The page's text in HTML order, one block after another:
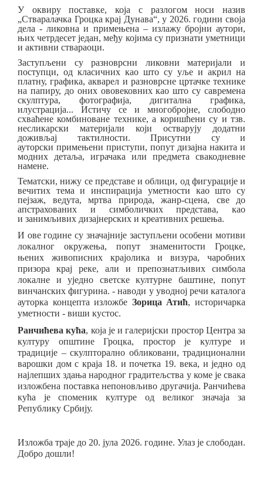
У оквиру поставке, која с разлогом носи назив
„Стваралачка Гроцка крај Дунава“, у 2026. години своја
дела - ликовна и примењена – излажу бројни аутори,
њих четрдесет један, међу којима су признати уметници
и активни ствараоци.
Заступљени су разноврсни ликовни материјали и
поступци, од класичних као што су уље и акрил на
платну, графика, акварел и разноврсне цртачке технике
на папиру, до оних ововековних као што су савремена
скулптура, фотографија, дигитална графика,
илустрација... Истичу се и многобројне, слободно
схваћене комбиноване технике, а коришћени су и тзв.
несликарски материјали који остварују додатни
доживљај тактилности. Присутни су и
ауторски примењени приступи, попут дизајна накита и
модних детаља, играчака или предмета свакодневне
намене.
Тематски, нижу се представе и облици, од фигурације и
вечитих тема и инспирација уметности као што су
пејзаж, ведута, мртва природа, жанр-сцена, све до
апстрахованих и симболичких представа, као
и занимљивих дизајнерских и креативних решења.
И ове године су значајније заступљени особени мотиви
локалног окружења, попут знаменитости Гроцке,
њених живописних крајолика и визура, чаробних
призора крај реке, али и препознатљивих симбола
локалне и уједно светске културне баштине, попут
винчанских фигурина. - наводи у уводној речи каталога
ауторка концепта изложбе Зорица Атић, историчарка
уметности - виши кустос.
Ранчићева кућа, која је и галеријски простор Центра за
културу општине Гроцка, простор је културе и
традиције – скулпторално обликовани, традиционални
варошки дом с краја 18. и почетка 19. века, и једно од
најлепших здања народнoг градитељства у коме је свака
изложбена поставка непоновљиво другачија. Ранчићева
кућа је споменик културе од великог значаја за
Републику Србију.
Изложба траје до 20. јула 2026. године. Улаз је слободан.
Добро дошли!